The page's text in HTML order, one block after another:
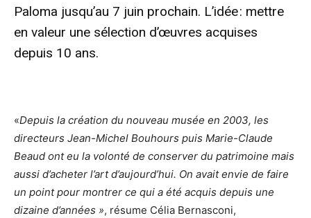
Paloma jusqu’au 7 juin prochain. L’idée : mettre
en valeur une sélection d’œuvres acquises
depuis 10 ans.
«Depuis la création du nouveau musée en 2003, les
directeurs Jean-Michel Bouhours puis Marie-Claude
Beaud ont eu la volonté de conserver du patrimoine mais
aussi d’acheter l’art d’aujourd’hui. On avait envie de faire
un point pour montrer ce qui a été acquis depuis une
dizaine d’années », résume Célia Bernasconi,